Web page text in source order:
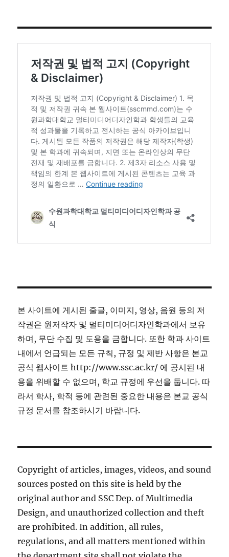
본 사이트에 게시된 줄글, 이미지, 영상, 음원 등의 저
작권은 원저작자 및 멀티미디어디자인학과에서 보유
하며, 무단 수집 및 도용을 금합니다. 또한 학과 사이트
내에서 언급되는 모든 규칙, 규정 및 제반 사항은 본교
공식 웹사이트 http://www.ssc.ac.kr/ 에 공시된 내
용을 위배할 수 없으며, 학교 규정에 우선을 둡니다. 따
라서 학사, 학적 등에 관련된 중요한 내용은 본교 공식
규정 문서를 참조하시기 바랍니다.
Copyright of articles, images, videos, and sound
sources posted on this site is held by the
original author and SSC Dep. of Multimedia
Design, and unauthorized collection and theft
are prohibited. In addition, all rules,
regulations, and all matters mentioned within